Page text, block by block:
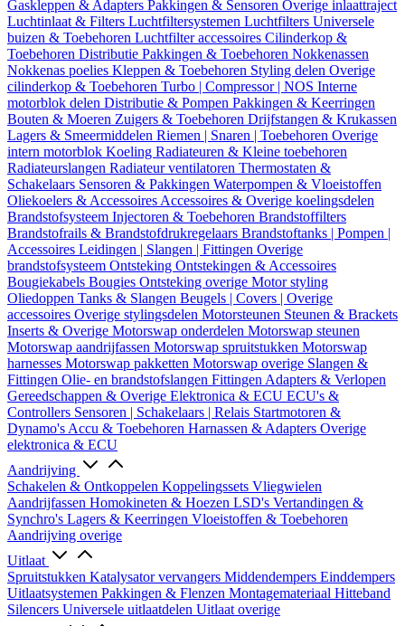
Gaskleppen & Adapters Pakkingen & Sensoren Overige inlaattraject
Luchtinlaat & Filters Luchtfiltersystemen Luchtfilters Universele
buizen & Toebehoren Luchtfilter accessoires Cilinderkop &
Toebehoren Distributie Pakkingen & Toebehoren Nokkenassen
Nokkenas poelies Kleppen & Toebehoren Styling delen Overige
cilinderkop & Toebehoren Turbo | Compressor | NOS Interne
motorblok delen Distributie & Pompen Pakkingen & Keerringen
Bouten & Moeren Zuigers & Toebehoren Drijfstangen & Krukassen
Lagers & Smeermiddelen Riemen | Snaren | Toebehoren Overige
intern motorblok Koeling Radiateuren & Kleine toebehoren
Radiateurslangen Radiateur ventilatoren Thermostaten &
Schakelaars Sensoren & Pakkingen Waterpompen & Vloeistoffen
Oliekoelers & Accessoires Accessoires & Overige koelingsdelen
Brandstofsysteem Injectoren & Toebehoren Brandstoffilters
Brandstofrails & Brandstofdrukregelaars Brandstoftanks | Pompen |
Accessoires Leidingen | Slangen | Fittingen Overige
brandstofsysteem Ontsteking Ontstekingen & Accessoires
Bougiekabels Bougies Ontsteking overige Motor styling
Oliedoppen Tanks & Slangen Beugels | Covers | Overige
accessoires Overige stylingsdelen Motorsteunen Steunen & Brackets
Inserts & Overige Motorswap onderdelen Motorswap steunen
Motorswap aandrijfassen Motorswap spruitstukken Motorswap
harnesses Motorswap pakketten Motorswap overige Slangen &
Fittingen Olie- en brandstofslangen Fittingen Adapters & Verlopen
Gereedschappen & Overige Elektronica & ECU ECU's &
Controllers Sensoren | Schakelaars | Relais Startmotoren &
Dynamo's Accu & Toebehoren Harnassen & Adapters Overige
elektronica & ECU
Aandrijving
Schakelen & Ontkoppelen Koppelingssets Vliegwielen
Aandrijfassen Homokineten & Hoezen LSD's Vertandingen &
Synchro's Lagers & Keerringen Vloeistoffen & Toebehoren
Aandrijving overige
Uitlaat
Spruitstukken Katalysator vervangers Middendempers Einddempers
Uitlaatsystemen Pakkingen & Flenzen Montagemateriaal Hitteband
Silencers Universele uitlaatdelen Uitlaat overige